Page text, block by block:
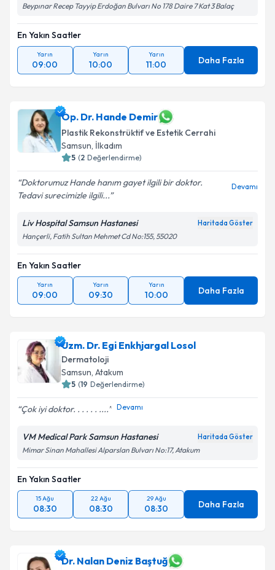
Beypınar Recep Tayyip Erdoğan Bulvarı No 178 Daire 7 Kat 3 Balaç
En Yakın Saatler
Yarın
09:00
Yarın
10:00
Yarın
11:00 Daha Fazla
Op. Dr. Hande Demir
Plastik Rekonstrüktif ve Estetik Cerrahi
Samsun, İlkadım
5 (2 Değerlendirme)
Doktorumuz Hande hanım gayet ilgili bir doktor.
Tedavi surecimizle ilgili...
Devamı
Liv Hospital Samsun Hastanesi Haritada Göster
Hançerli, Fatih Sultan Mehmet Cd No:155, 55020
En Yakın Saatler
Yarın
09:00
Yarın
09:30
Yarın
10:00 Daha Fazla
Uzm. Dr. Egi Enkhjargal Losol
Dermatoloji
Samsun, Atakum
5 (19 Değerlendirme)
Çok iyi doktor. . . . . . .... Devamı
VM Medical Park Samsun Hastanesi Haritada Göster
Mimar Sinan Mahallesi Alparslan Bulvarı No:17, Atakum
En Yakın Saatler
15 Ağu
08:30
22 Ağu
08:30
29 Ağu
08:30 Daha Fazla
Dr. Nalan Deniz Baştuğ